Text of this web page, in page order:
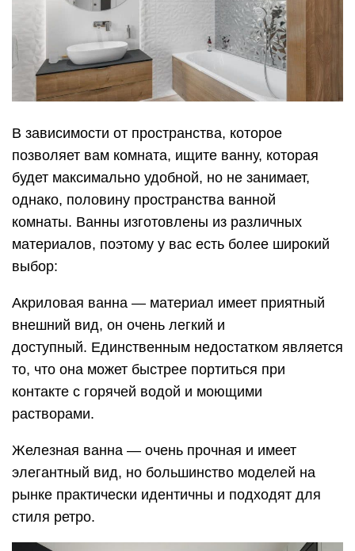
В зависимости от пространства, которое
позволяет вам комната, ищите ванну, которая
будет максимально удобной, но не занимает,
однако, половину пространства ванной
комнаты. Ванны изготовлены из различных
материалов, поэтому у вас есть более широкий
выбор:
Акриловая ванна — материал имеет приятный
внешний вид, он очень легкий и
доступный. Единственным недостатком является
то, что она может быстрее портиться при
контакте с горячей водой и моющими
растворами.
Железная ванна — очень прочная и имеет
элегантный вид, но большинство моделей на
рынке практически идентичны и подходят для
стиля ретро.